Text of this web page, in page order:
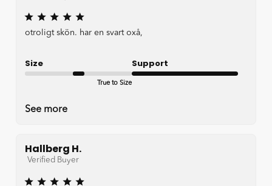
otroligt skön. har en svart oxå,
Size
True to Size
Support
See more
Hallberg H.
Verified Buyer